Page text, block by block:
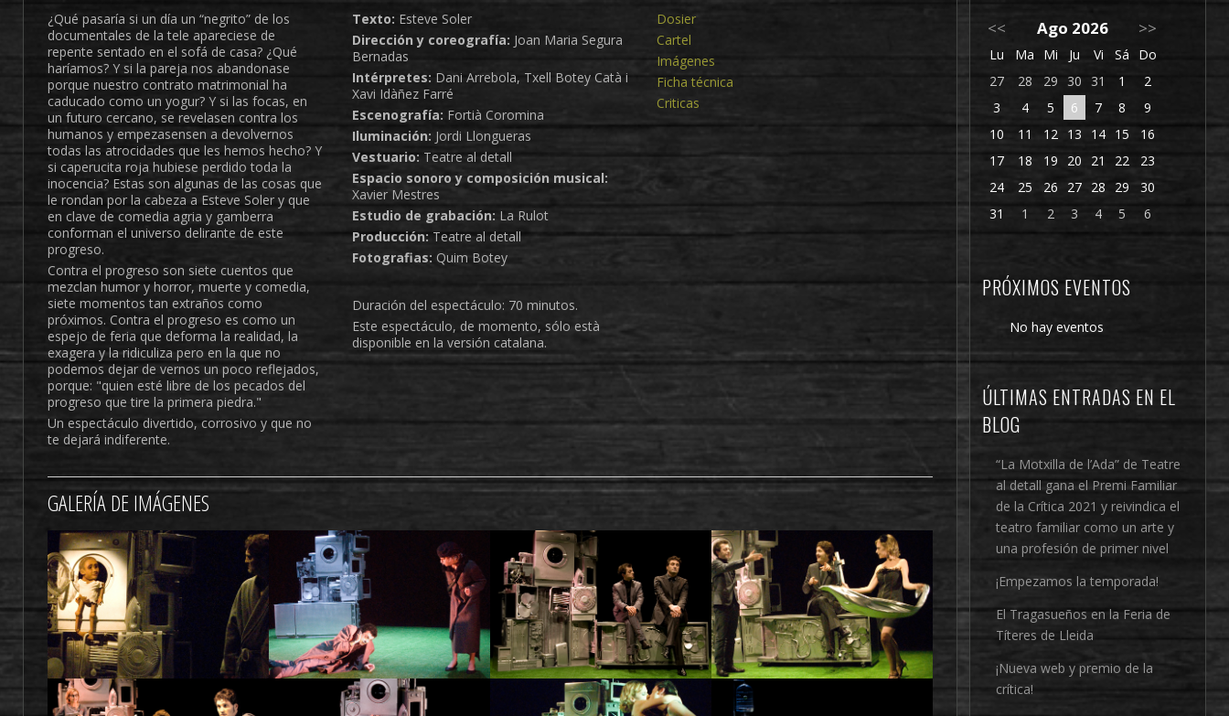
¿Qué pasaría si un día un “negrito” de los
documentales de la tele apareciese de
repente sentado en el sofá de casa? ¿Qué
haríamos? Y si la pareja nos abandonase
porque nuestro contrato matrimonial ha
caducado como un yogur? Y si las focas, en
un futuro cercano, se revelasen contra los
humanos y empezasensen a devolvernos
todas las atrocidades que les hemos hecho? Y
si caperucita roja hubiese perdido toda la
inocencia? Estas son algunas de las cosas que
le rondan por la cabeza a Esteve Soler y que
en clave de comedia agria y gamberra
conforman el universo delirante de este
progreso.
Contra el progreso son siete cuentos que
mezclan humor y horror, muerte y comedia,
siete momentos tan extraños como
próximos. Contra el progreso es como un
espejo de feria que deforma la realidad, la
exagera y la ridiculiza pero en la que no
podemos dejar de vernos un poco reflejados,
porque: "quien esté libre de los pecados del
progreso que tire la primera piedra."
Un espectáculo divertido, corrosivo y que no
te dejará indiferente.
Texto: Esteve Soler
Dirección y coreografía: Joan Maria Segura
Bernadas
Intérpretes: Dani Arrebola, Txell Botey Catà i
Xavi Idàñez Farré
Escenografía: Fortià Coromina
Iluminación: Jordi Llongueras
Vestuario: Teatre al detall
Espacio sonoro y composición musical:
Xavier Mestres
Estudio de grabación: La Rulot
Producción:Teatre al detall
Fotografias: Quim Botey
Duración del espectáculo: 70 minutos.
Este espectáculo, de momento, sólo està
disponible en la versión catalana.
Dosier
Cartel
Imágenes
Ficha técnica
Criticas
GALERÍA DE IMÁGENES
<< Ago 2026 >>
Lu Ma Mi Ju Vi Sá
Do
27
28 29 30 31 1
2
3
4 5 6 7 8
9
10
11 12 13 14 15
16
17
18 19 20 21 22
23
24
25 26 27 28 29
30
31
1 2 3 4 5 6
PRÓXIMOS EVENTOS
No hay eventos
ÚLTIMAS ENTRADAS EN EL
BLOG
“La Motxilla de l’Ada” de Teatre
al detall gana el Premi Familiar
de la Crítica 2021 y reivindica el
teatro familiar como un arte y
una profesión de primer nivel
¡Empezamos la temporada!
El Tragasueños en la Feria de
Títeres de Lleida
¡Nueva web y premio de la
crítica!